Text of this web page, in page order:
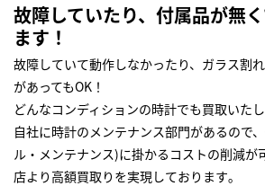
故障していたり、付属品が無
ます！
故障していて動作しなかったり、ガラス割
があってもOK！
どんなコンディションの時計でも買取いた
自社に時計のメンテナンス部門があるので
ル・メンテナンス)に掛かるコストの削減が
店より高額買取りを実現しております｡